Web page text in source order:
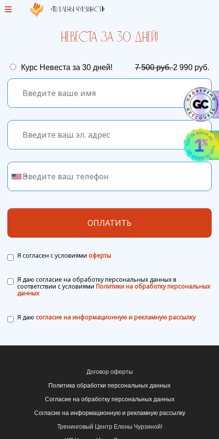
«ТЦ Елены Чурзиной!»
Невеста за 30 дней!
Курс Невеста за 30 дней! 7 500 руб.2 990 руб.
ОПЛАТИТЬ
Я согласен с условиями оферты
Я даю согласие на обработку персональных данных в
соответствии с условиями Политики на обработку персональных
данных
Я даю согласие на информационную и рекламную рассылку
Договор оферты
Политика обработки персональных данных
Согласие на обработку персональных данных
Согласие на информационную и рекламную рассылку
Тренинговый Центр Елены Чурзиной!